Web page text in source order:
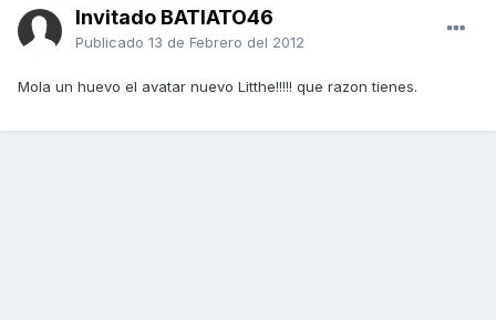
Invitado BATIATO46
Publicado 13 de Febrero del 2012
Mola un huevo el avatar nuevo Litthe!!!!! que razon tienes.